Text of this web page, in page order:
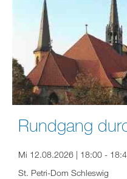
Rundgang
Mi 12.08.2026 | 18:00 -
St. Petri-Dom Schleswig